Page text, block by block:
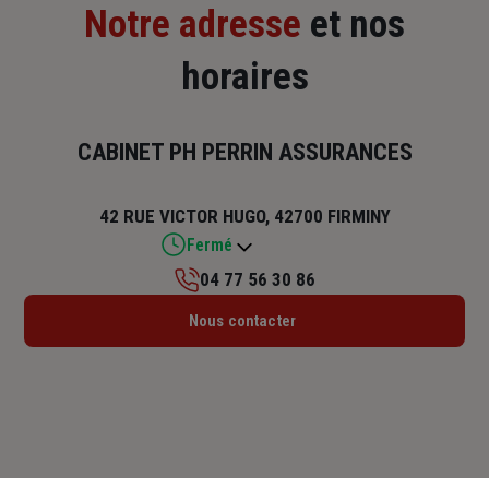
Notre adresse et nos
horaires
CABINET PH PERRIN ASSURANCES
42 RUE VICTOR HUGO, 42700 FIRMINY
Fermé
Lundi : 09h – 18h
04 77 56 30 86
Nous contacter